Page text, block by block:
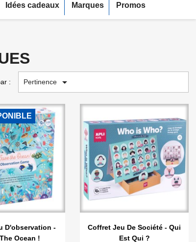
Idées cadeaux Marques Promos
: Pertinence 
D'observation -
Ocean !
 Aperçu rapide
Coffret Jeu De Société - Qui
Est Qui ?